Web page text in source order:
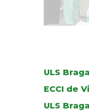
ULS
ECCI de
ULS